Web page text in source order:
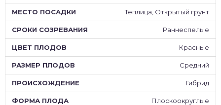
Теплица, Открытый грунт
Раннеспелые
Красные
Средний
Гибрид
Плоскоокруглые